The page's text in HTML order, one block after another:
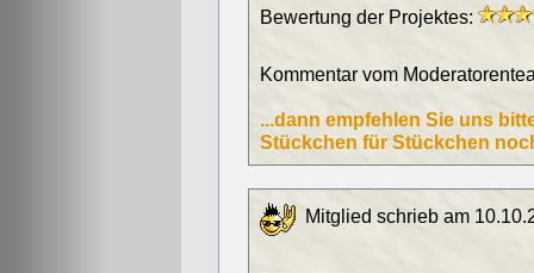
Bewertung der Projektes:
Kommentar vom
...dann empfehlen Sie uns
Stückchen für Stückchen
Mitglied schrieb am